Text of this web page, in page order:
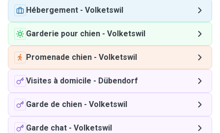
Hébergement - Volketswil
Garderie pour chien - Volketswil
Promenade chien - Volketswil
Visites à domicile - Dübendorf
Garde de chien - Volketswil
Garde chat - Volketswil